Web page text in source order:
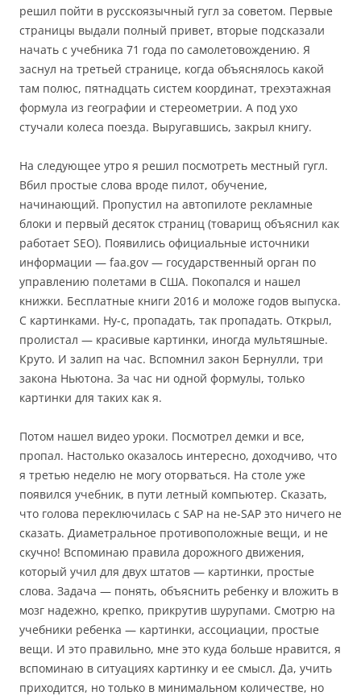
решил пойти в русскоязычный гугл за советом. Первые
страницы выдали полный привет, вторые подсказали
начать с учебника 71 года по самолетовождению. Я
заснул на третьей странице, когда объяснялось какой
там полюс, пятнадцать систем координат, трехэтажная
формула из географии и стереометрии. А под ухо
стучали колеса поезда. Выругавшись, закрыл книгу.
На следующее утро я решил посмотреть местный гугл.
Вбил простые слова вроде пилот, обучение,
начинающий. Пропустил на автопилоте рекламные
блоки и первый десяток страниц (товарищ объяснил как
работает SEO). Появились официальные источники
информации — faa.gov — государственный орган по
управлению полетами в США. Покопался и нашел
книжки. Бесплатные книги 2016 и моложе годов выпуска.
С картинками. Ну-с, пропадать, так пропадать. Открыл,
пролистал — красивые картинки, иногда мультяшные.
Круто. И залип на час. Вспомнил закон Бернулли, три
закона Ньютона. За час ни одной формулы, только
картинки для таких как я.
Потом нашел видео уроки. Посмотрел демки и все,
пропал. Настолько оказалось интересно, доходчиво, что
я третью неделю не могу оторваться. На столе уже
появился учебник, в пути летный компьютер. Сказать,
что голова переключилась с SAP на не-SAP это ничего не
сказать. Диаметральное противоположные вещи, и не
скучно! Вспоминаю правила дорожного движения,
который учил для двух штатов — картинки, простые
слова. Задача — понять, объяснить ребенку и вложить в
мозг надежно, крепко, прикрутив шурупами. Смотрю на
учебники ребенка — картинки, ассоциации, простые
вещи. И это правильно, мне это куда больше нравится, я
вспоминаю в ситуациях картинку и ее смысл. Да, учить
приходится, но только в минимальном количестве, но